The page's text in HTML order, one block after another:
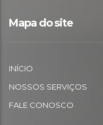
Mapa do site
INÍCIO
NOSSOS SERVIÇOS
FALE CONOSCO